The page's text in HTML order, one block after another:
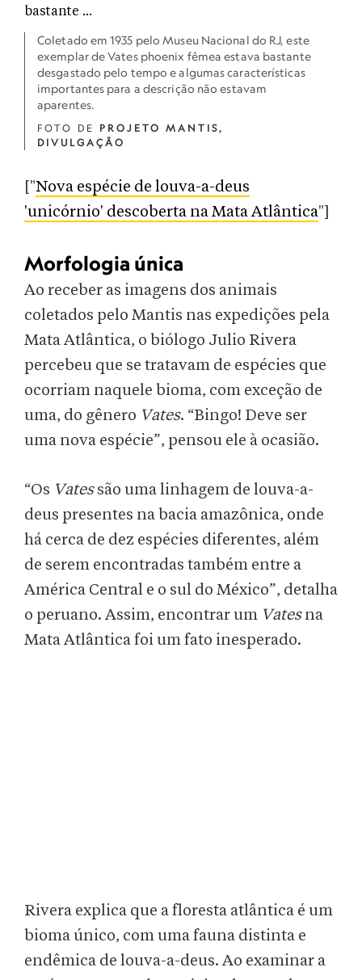
Coletado em 1935 pelo Museu Nacional do RJ, este
exemplar de Vates phoenix fêmea estava bastante
desgastado pelo tempo e algumas características
importantes para a descrição não estavam
aparentes.
FOTO DE PROJETO MANTIS,
DIVULGAÇÃO
["Nova espécie de louva-a-deus
'unicórnio' descoberta na Mata Atlântica"]
Morfologia única
Ao receber as imagens dos animais
coletados pelo Mantis nas expedições pela
Mata Atlântica, o biólogo Julio Rivera
percebeu que se tratavam de espécies que
ocorriam naquele bioma, com exceção de
uma, do gênero Vates. “Bingo! Deve ser
uma nova espécie”, pensou ele à ocasião.
“Os Vatessão uma linhagem de louva-a-
deus presentes na bacia amazônica, onde
há cerca de dez espécies diferentes, além
de serem encontradas também entre a
América Central e o sul do México”, detalha
o peruano. Assim, encontrar um Vatesna
Mata Atlântica foi um fato inesperado.
Rivera explica que a floresta atlântica é um
bioma único, com uma fauna distinta e
endêmica de louva-a-deus. Ao examinar a